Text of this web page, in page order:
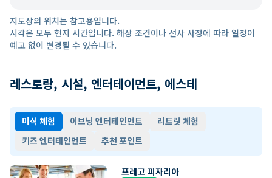
지도상의 위치는 참고용입니다.
시각은 모두 현지 시간입니다. 해상 조건이나 선사 사정에 따라 일정이
예고 없이 변경될 수 있습니다.
레스토랑, 시설, 엔터테이먼트, 에스테
미식 체험 이브닝 엔터테인먼트
리트릿 체험
키즈 엔터테인먼트
추천 포인트
프레고 피자리아